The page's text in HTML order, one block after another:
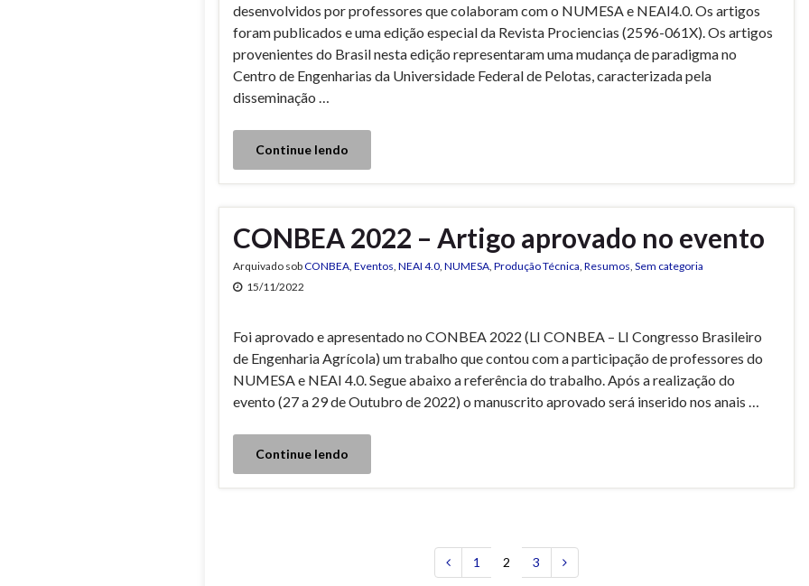
desenvolvidos por professores que colaboram com o NUMESA e NEAI4.0. Os artigos
foram publicados e uma edição especial da Revista Prociencias (2596-061X). Os artigos
provenientes do Brasil nesta edição representaram uma mudança de paradigma no
Centro de Engenharias da Universidade Federal de Pelotas, caracterizada pela
disseminação …
Continue lendo
CONBEA 2022 – Artigo aprovado no evento
Arquivado sobCONBEA, Eventos, NEAI 4.0, NUMESA, Produção Técnica, Resumos, Sem categoria
15/11/2022
Foi aprovado e apresentado no CONBEA 2022 (LI CONBEA – LI Congresso Brasileiro
de Engenharia Agrícola) um trabalho que contou com a participação de professores do
NUMESA e NEAI 4.0. Segue abaixo a referência do trabalho. Após a realização do
evento (27 a 29 de Outubro de 2022) o manuscrito aprovado será inserido nos anais …
Continue lendo
1 2 3